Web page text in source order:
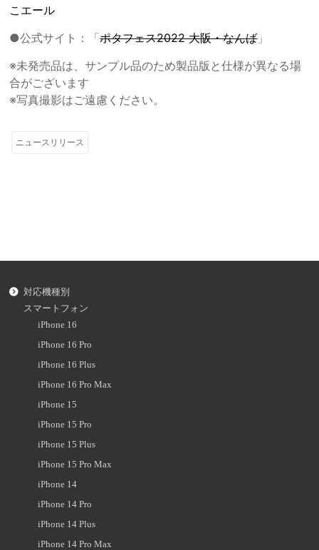
こエール
●公式サイト：「ポタフェス2022 大阪・なんば」
※未発売品は、サンプル品のため製品版と仕様が異なる場
合がございます
※写真撮影はご遠慮ください。
ニュースリリース
対応機種別
スマートフォン
iPhone 16
iPhone 16 Pro
iPhone 16 Plus
iPhone 16 Pro Max
iPhone 15
iPhone 15 Pro
iPhone 15 Plus
iPhone 15 Pro Max
iPhone 14
iPhone 14 Pro
iPhone 14 Plus
iPhone 14 Pro Max